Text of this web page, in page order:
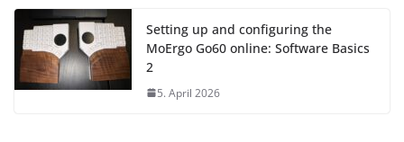
Setting up and configuring the
MoErgo Go60 online: Software Basics
2
5. April 2026